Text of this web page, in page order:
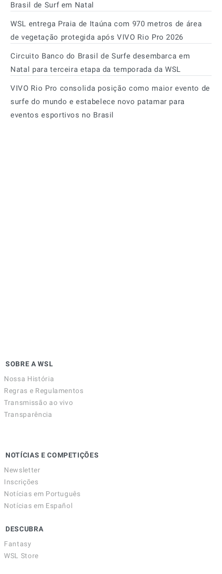
Brasil de Surf em Natal
WSL entrega Praia de Itaúna com 970 metros de área
de vegetação protegida após VIVO Rio Pro 2026
Circuito Banco do Brasil de Surfe desembarca em
Natal para terceira etapa da temporada da WSL
VIVO Rio Pro consolida posição como maior evento de
surfe do mundo e estabelece novo patamar para
eventos esportivos no Brasil
SOBRE A WSL
Nossa História
Regras e Regulamentos
Transmissão ao vivo
Transparência
NOTÍCIAS E COMPETIÇÕES
Newsletter
Inscrições
Notícias em Português
Notícias em Español
DESCUBRA
Fantasy
WSL Store